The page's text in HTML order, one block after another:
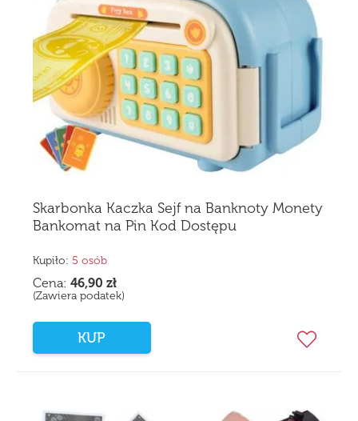
Skarbonka Kaczka Sejf na Banknoty Monety
Bankomat na Pin Kod Dostępu
Kupiło: 5 osób
Cena: 46,90 zł
(Zawiera podatek)
KUP